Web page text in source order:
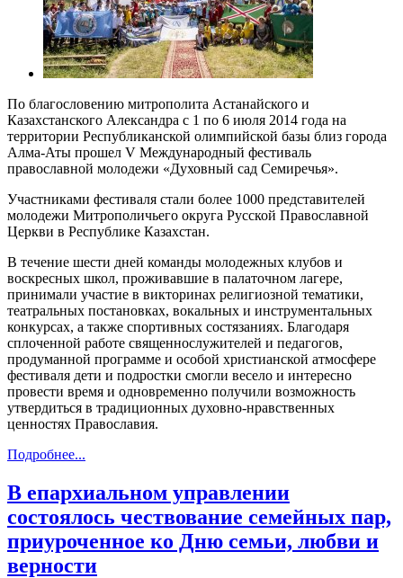
По благословению митрополита Астанайского и
Казахстанского Александра с 1 по 6 июля 2014 года на
территории Республиканской олимпийской базы близ города
Алма-Аты прошел V Международный фестиваль
православной молодежи «Духовный сад Семиречья».
Участниками фестиваля стали более 1000 представителей
молодежи Митрополичьего округа Русской Православной
Церкви в Республике Казахстан.
В течение шести дней команды молодежных клубов и
воскресных школ, проживавшие в палаточном лагере,
принимали участие в викторинах религиозной тематики,
театральных постановках, вокальных и инструментальных
конкурсах, а также спортивных состязаниях. Благодаря
сплоченной работе священнослужителей и педагогов,
продуманной программе и особой христианской атмосфере
фестиваля дети и подростки смогли весело и интересно
провести время и одновременно получили возможность
утвердиться в традиционных духовно-нравственных
ценностях Православия.
Подробнее...
В епархиальном управлении
состоялось чествование семейных пар,
приуроченное ко Дню семьи, любви и
верности